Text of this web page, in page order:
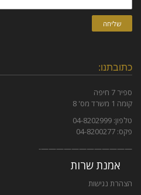
שליחה
כתובתנו:
ספיר 7 חיפה
קומה 1 משרד מס' 8
טלפון: 04-8202999
פקס: 04-8200277
————————————-
אמנת שרות
הצהרת נגישות